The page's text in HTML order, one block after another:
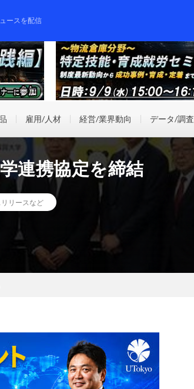
ースを配信
雇用/人材 経営/業界動向 データ/調査
連携協定を締結
リリースなど